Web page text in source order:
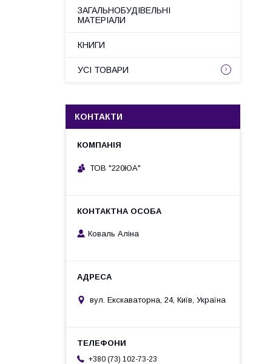
ЗАГАЛЬНОБУДІВЕЛЬНІ
МАТЕРІАЛИ
КНИГИ
УСІ ТОВАРИ
КОНТАКТИ
ТОВ "220ЮА"
Коваль Аліна
вул. Екскаваторна, 24, Київ, Україна
+380 (73) 102-73-23